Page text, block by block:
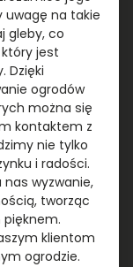
uwagę na takie
gleby, co
jest
Dzięki
ogrodów
można się
kontaktem z
nie tylko
i radości.
wyzwanie,
tworząc
klientom
ogrodzie.